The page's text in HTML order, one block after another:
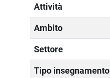
Attività
Ambito
Settore
Tipo insegnamento